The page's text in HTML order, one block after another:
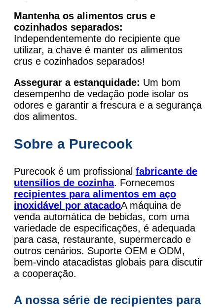
Mantenha os alimentos crus e
cozinhados separados:
Independentemente do recipiente que
utilizar, a chave é manter os alimentos
crus e cozinhados separados!
Assegurar a estanquidade: Um bom
desempenho de vedação pode isolar os
odores e garantir a frescura e a segurança
dos alimentos.
Sobre a Purecook
Purecook é um profissional fabricante de
utensílios de cozinha. Fornecemos
recipientes para alimentos em aço
inoxidável por atacadoA máquina de
venda automática de bebidas, com uma
variedade de especificações, é adequada
para casa, restaurante, supermercado e
outros cenários. Suporte OEM e ODM,
bem-vindo atacadistas globais para discutir
a cooperação.
A nossa série de recipientes para